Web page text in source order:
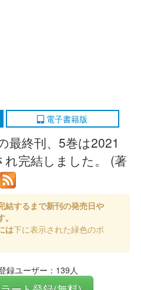
電子書籍版
最終刊、5巻は2021
完結しました。 (著
結するまで新刊の発売日や
は下に表示された緑色のボ
録ユーザー：139人